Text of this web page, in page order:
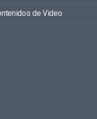
de Video